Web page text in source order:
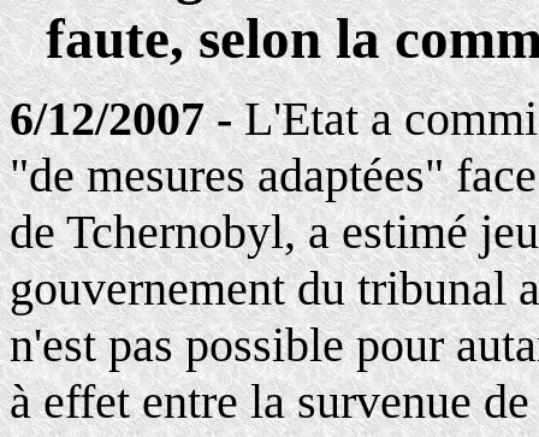
faute, selon la
6/12/2007 -L'Etat a
"de mesures adaptées"
de Tchernobyl, a estimé
gouvernement du tribunal
n'est pas possible pour
à effet entre la survenue